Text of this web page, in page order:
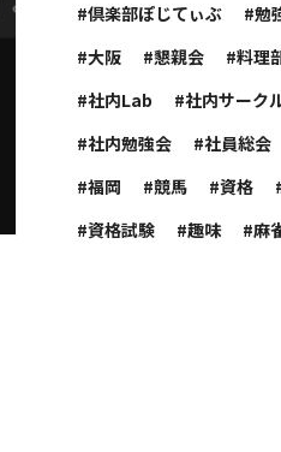
倶楽部ぽじてぃぶ
勉
大阪
懇親会 料理
社内Lab
社内サーク
社内勉強会
社員総会
福岡
競馬 資格
資格試験
趣味 麻